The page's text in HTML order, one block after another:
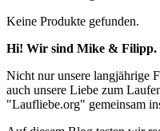
Keine Produkte gefunden.
Hi! Wir sind Mike & Filipp.
Nicht nur unsere langjährige
auch unsere Liebe zum
"Laufliebe.org" gemeinsam